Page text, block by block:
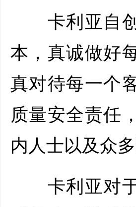
卡利亚自创
本，真诚做好
真对待每一个
质量安全责任
内人士以及众
卡利亚对于